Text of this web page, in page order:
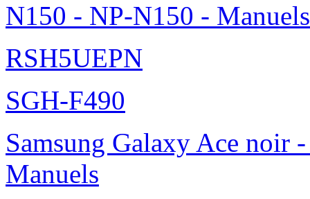
N150 - NP-N150 - Manuels
RSH5UEPN
SGH-F490
Samsung Galaxy Ace noir
Manuels